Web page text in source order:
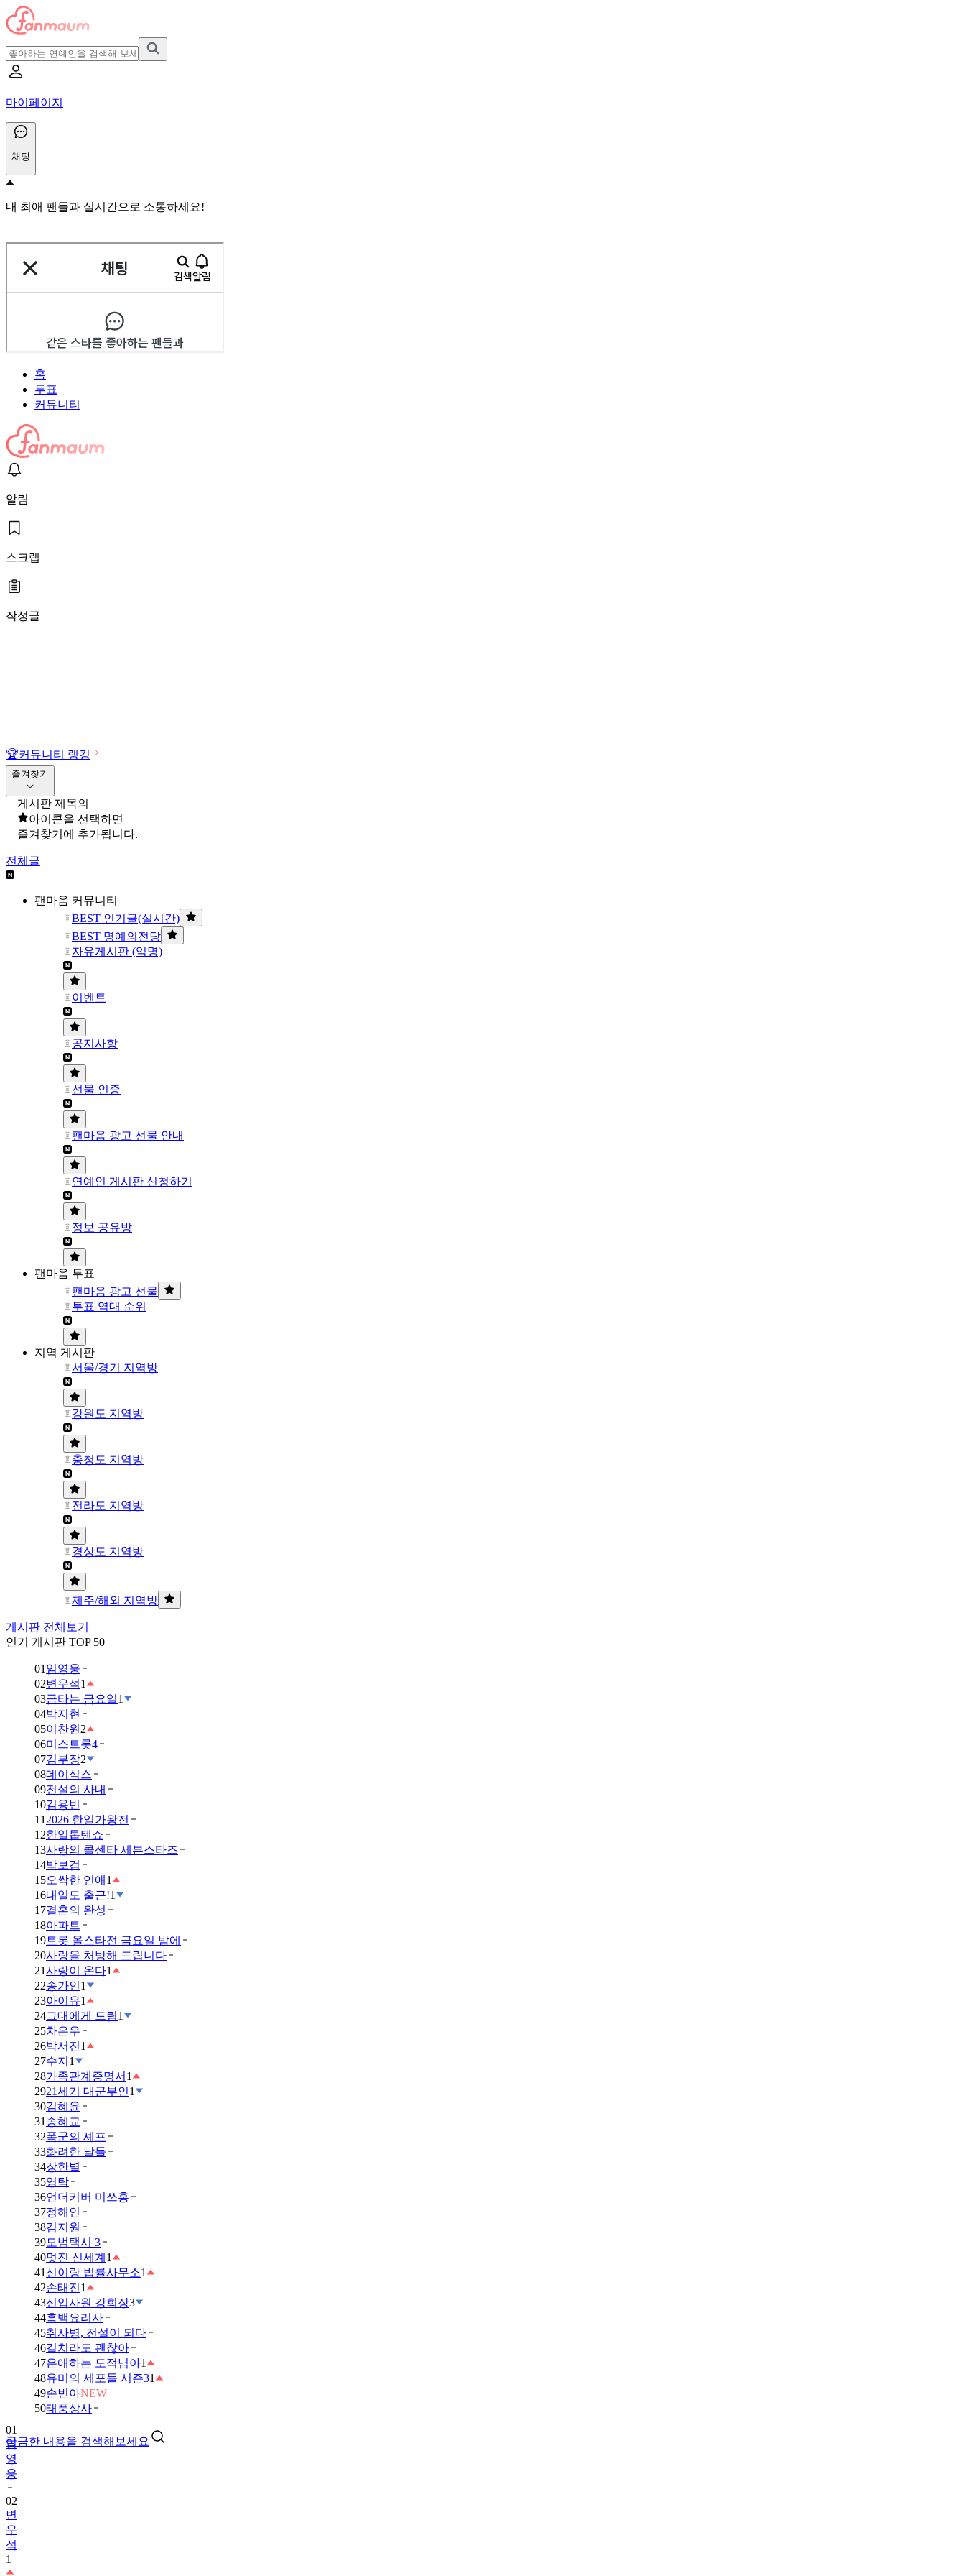
마이페이지
채팅
내 최애 팬들과 실시간으로 소통하세요!
홈
투표
커뮤니티
알림
스크랩
작성글
🏆커뮤니티 랭킹
즐겨찾기
게시판 제목의
아이콘을 선택하면
즐겨찾기에 추가됩니다.
전체글
팬마음 커뮤니티
BEST 인기글(실시간)
BEST 명예의전당
자유게시판 (익명)
이벤트
공지사항
선물 인증
팬마음 광고 선물 안내
연예인 게시판 신청하기
정보 공유방
팬마음 투표
팬마음 광고 선물
투표 역대 순위
지역 게시판
서울/경기 지역방
강원도 지역방
충청도 지역방
전라도 지역방
경상도 지역방
제주/해외 지역방
게시판 전체보기
인기 게시판 TOP 50
01 임영웅
02변우석1
03금타는 금요일1
04박지현
05이찬원 2
06미스트롯4
07김부장2
08데이식스
09전설의 사내
10김용빈
11 2026 한일가왕전
12한일톱텐쇼
13사랑의 콜센타 세븐스타즈
14박보검
15오싹한 연애 1
16내일도 출근!1
17결혼의 완성
18아파트
19트롯 올스타전 금요일 밤에
20사랑을 처방해 드립니다
21사랑이 온다1
22송가인1
23아이유1
24그대에게 드림1
25차은우
26박서진1
27수지 1
28가족관계증명서 1
2921세기 대군부인1
30김혜윤
31 송혜교
32폭군의 셰프
33화려한 날들
34장한별
35영탁
36언더커버 미쓰홍
37정해인
38김지원
39모범택시 3
40멋진 신세계 1
41 신이랑 법률사무소1
42손태진1
43신입사원 강회장3
44흑백요리사
45취사병, 전설이 되다
46길치라도 괜찮아
47은애하는 도적님아1
48유미의 세포들 시즌31
49손빈아NEW
50태풍상사
궁금한 내용을 검색해보세요
영
웅
02
변
우
석
1
03
금